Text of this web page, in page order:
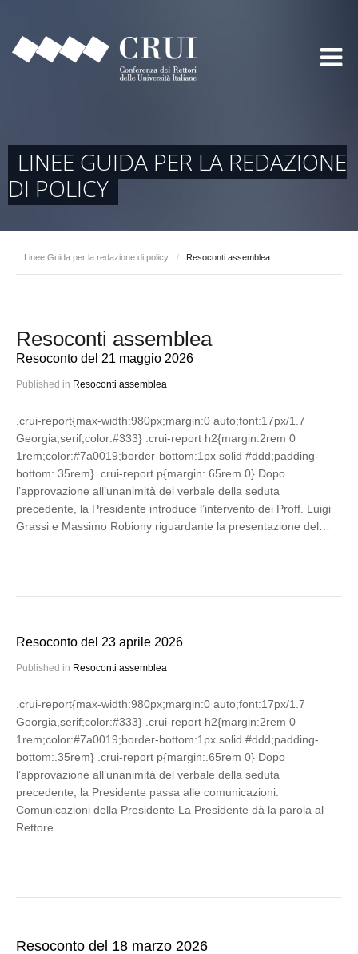
LINEE GUIDA PER LA REDAZIONE
DI POLICY
Linee Guida per la redazione di policy / Resoconti assemblea
Resoconti assemblea
Resoconto del 21 maggio 2026
Published in Resoconti assemblea
.crui-report{max-width:980px;margin:0 auto;font:17px/1.7
Georgia,serif;color:#333} .crui-report h2{margin:2rem 0
1rem;color:#7a0019;border-bottom:1px solid #ddd;padding-
bottom:.35rem} .crui-report p{margin:.65rem 0} Dopo
l’approvazione all’unanimità del verbale della seduta
precedente, la Presidente introduce l’intervento dei Proff. Luigi
Grassi e Massimo Robiony riguardante la presentazione del…
Resoconto del 23 aprile 2026
Published in Resoconti assemblea
.crui-report{max-width:980px;margin:0 auto;font:17px/1.7
Georgia,serif;color:#333} .crui-report h2{margin:2rem 0
1rem;color:#7a0019;border-bottom:1px solid #ddd;padding-
bottom:.35rem} .crui-report p{margin:.65rem 0} Dopo
l’approvazione all’unanimità del verbale della seduta
precedente, la Presidente passa alle comunicazioni.
Comunicazioni della Presidente La Presidente dà la parola al
Rettore…
Resoconto del 18 marzo 2026